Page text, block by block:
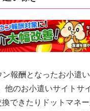
報酬となったお小遣
他のお小遣いサイトサ
できたりドットマネ